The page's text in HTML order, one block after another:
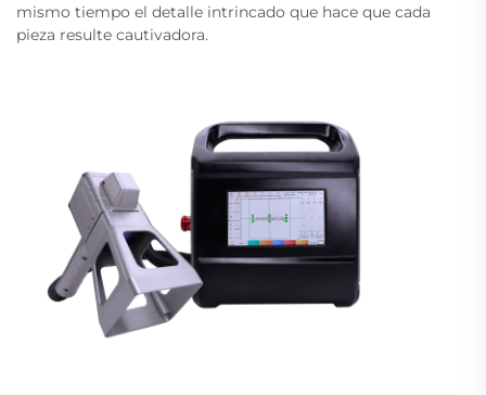
mismo tiempo el detalle intrincado que hace que cada
pieza resulte cautivadora.